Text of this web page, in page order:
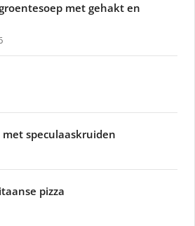
met gehakt en
speculaaskruiden
pizza